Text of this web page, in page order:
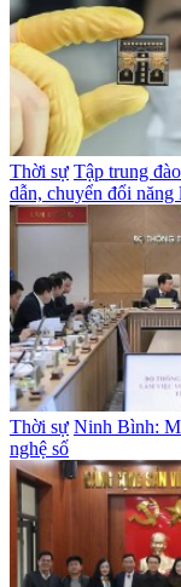
Thời sự Tập trung
dẫn, chuyển đổi năng
Thời sự Ninh Bình:
nghệ số